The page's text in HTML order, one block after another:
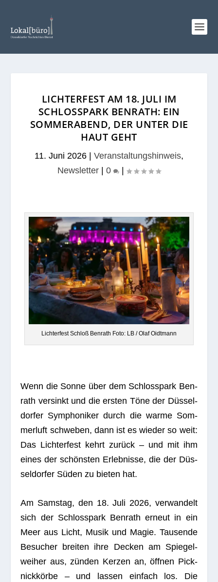
LICHTERFEST AM 18. JULI IM
SCHLOSSPARK BENRATH: EIN
SOMMERABEND, DER UNTER DIE
HAUT GEHT
11. Juni 2026 Veranstaltungshinweis,
Newsletter
0
Lich­ter­fest Schloß Ben­rath Foto: LB / Olaf Oidtmann
Wenn die Sonne über dem Schloss­park Ben­
rath ver­sinkt und die ers­ten Töne der Düs­sel­
dor­fer Sym­pho­ni­ker durch die warme Som­
mer­luft schwe­ben, dann ist es wie­der so weit:
Das Lich­ter­fest kehrt zurück – und mit ihm
eines der schöns­ten Erleb­nisse, die der Düs­
sel­dor­fer Süden zu bie­ten hat.
Am Sams­tag, den 18. Juli 2026, ver­wan­delt
sich der Schloss­park Ben­rath erneut in ein
Meer aus Licht, Musik und Magie. Tau­sende
Besu­cher brei­ten ihre Decken am Spie­gel­
wei­her aus, zün­den Ker­zen an, öff­nen Pick­
nick­körbe – und las­sen ein­fach los. Die